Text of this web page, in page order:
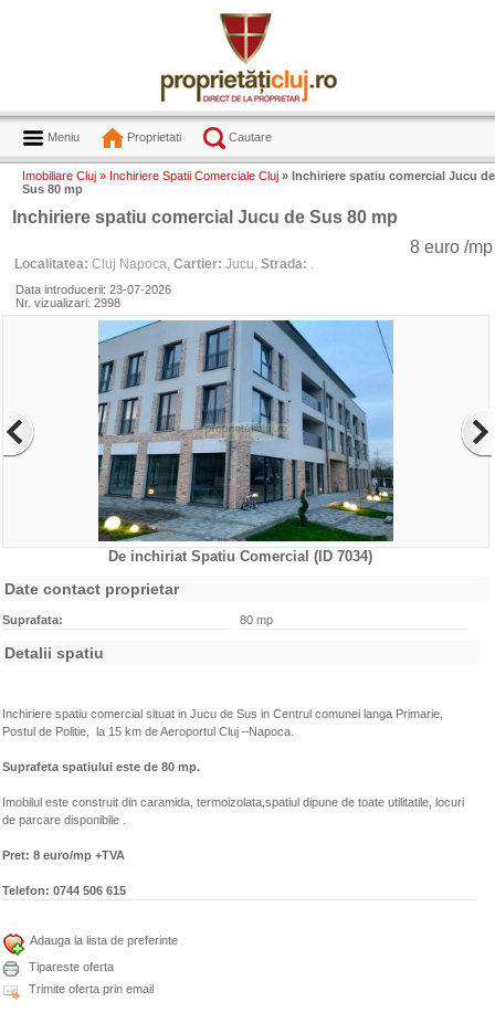
Meniu Proprietati Cautare
Imobiliare Cluj » Inchiriere Spatii Comerciale Cluj » Inchiriere spatiu comercial Jucu de
Sus 80 mp
Inchiriere spatiu comercial Jucu de Sus 80 mp
8 euro /mp
Localitatea: Cluj Napoca, Cartier: Jucu, Strada: .
Data introducerii: 23-07-2026
Nr. vizualizari: 2998
De inchiriat Spatiu Comercial (ID 7034)
Caracteristici
Suprafata: 80 mp
Detalii spatiu
Inchiriere spatiu comercial situat in Jucu de Sus in Centrul comunei langa Primarie,
Postul de Politie,
la 15 km de Aeroportul Cluj –Napoca.
Suprafeta spatiului este de 80 mp.
Imobilul este construit din caramida, termoizolata,spatiul dipune de toate utilitatile, locuri
de parcare disponibile .
Pret: 8 euro/mp +TVA
Telefon: 0744 506 615
Date contact proprietar
Adauga la lista de preferinte
Tipareste oferta
Trimite oferta prin email